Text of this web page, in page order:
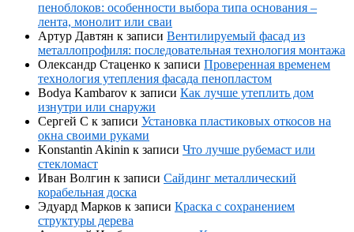
пеноблоков: особенности выбора типа основания –
лента, монолит или сваи
Артур Давтян к записи Вентилируемый фасад из
металлопрофиля: последовательная технология монтажа
Олександр Стаценко к записи Проверенная временем
технология утепления фасада пенопластом
Bodya Kambarov к записи Как лучше утеплить дом
изнутри или снаружи
Сергей С к записи Установка пластиковых откосов на
окна своими руками
Konstantin Akinin к записи Что лучше рубемаст или
стекломаст
Иван Волгин к записи Сайдинг металлический
корабельная доска
Эдуард Марков к записи Краска с сохранением
структуры дерева